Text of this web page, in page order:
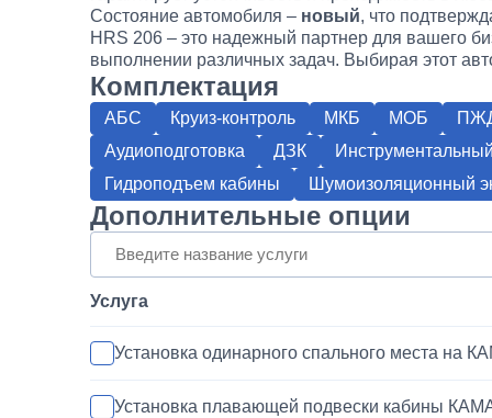
Состояние автомобиля – новый, что
HRS 206 – это надежный партнер для вашего
выполнении различных задач. Выбирая этот
Комплектация
АБС Круиз-контроль МКБ МОБ
Аудиоподготовка
ДЗК
Гидроподъем кабины
Шумоизоляционный
Дополнительные опции
Услуга
Установка одинарного спального места на
Установка плавающей подвески кабины